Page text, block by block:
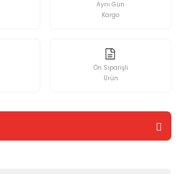
Aynı Gün
Kargo
Ön Siparişli
Ürün